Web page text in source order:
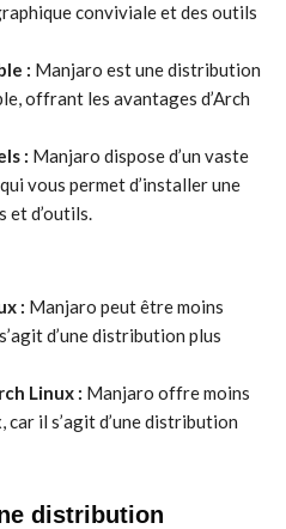
conviviale et des outils
: Manjaro est une distribution
offrant les avantages d’Arch
: Manjaro dispose d’un vaste
vous permet d’installer une
et d’outils.
: Manjaro peut être moins
d’une distribution plus
Linux : Manjaro offre moins
il s’agit d’une distribution
distribution